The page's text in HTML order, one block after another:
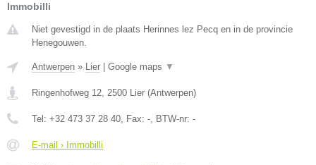
Immobilli
Niet gevestigd in de plaats Herinnes lez Pecq en in de provincie
Henegouwen.
Antwerpen » Lier Google maps ▼
Ringenhofweg 12, 2500 Lier (Antwerpen)
Tel: +32 473 37 28 40, Fax: -, BTW-nr: -
E-mail › Immobilli